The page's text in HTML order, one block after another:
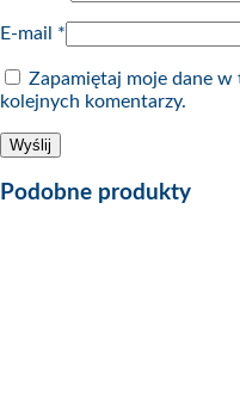
E-mail *
Zapamiętaj moje dane w
kolejnych komentarzy.
Podobne produkty